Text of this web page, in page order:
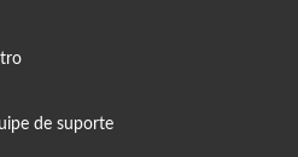
de suporte